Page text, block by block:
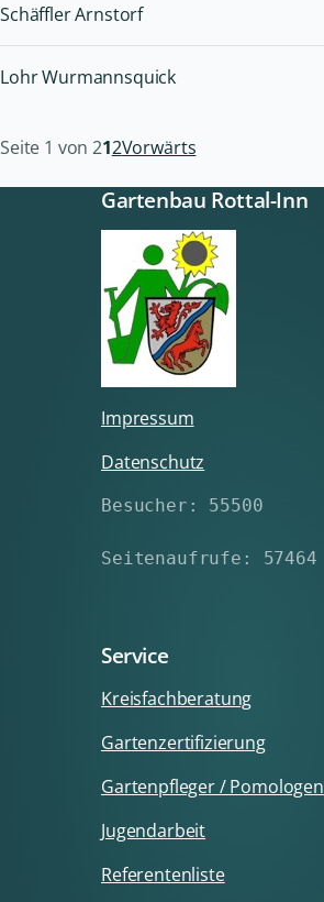
Schäffler Arnstorf
Lohr Wurmannsquick
Seite 1 von 212Vorwärts
Gartenbau Rottal-Inn
Impressum
Datenschutz
Besucher: 55500
Seitenaufrufe: 57464
Service
Kreisfachberatung
Gartenzertifizierung
Gartenpfleger / Pomologen
Jugendarbeit
Referentenliste